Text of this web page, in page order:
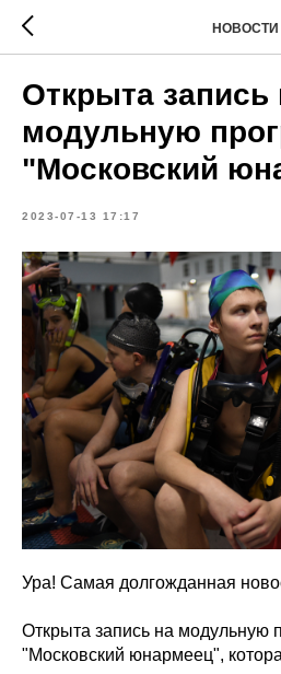
НОВОСТИ
Открыта запись
модульную
"Московский
2023-07-13 17:17
Ура! Самая долгожданная
Открыта запись на модульную
"Московский юнармеец",